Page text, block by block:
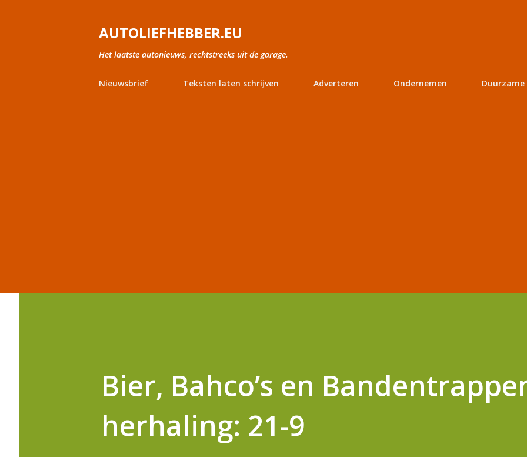
AUTOLIEFHEBBER.EU
Het laatste autonieuws, rechtstreeks uit de garage.
Nieuwsbrief Teksten laten schrijven Adverteren Ondernemen Duurzame
Bier, Bahco’s en
herhaling: 21-9